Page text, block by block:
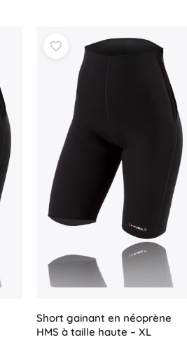
Short gainant en néoprène
HMS à taille haute – XL